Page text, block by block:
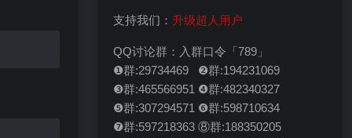
支持我们： 升级超人用户
QQ讨论群：入群口令「789」
❶群:29734469 ❷群:194231069
❸群:465566951 ❹群:482340327
❺群:307294571 ❻群:598710634
❼群:597218363 ⑧群:188350205